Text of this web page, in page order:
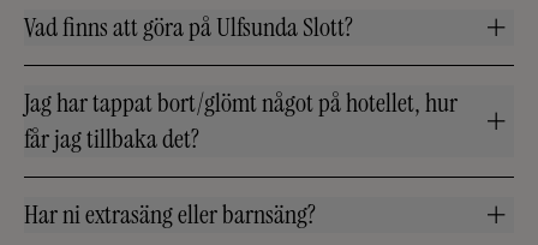
Vad finns att göra på Ulfsunda Slott?
Jag har tappat bort/glömt något på hotellet, hur
får jag tillbaka det?
Har ni extrasäng eller barnsäng?